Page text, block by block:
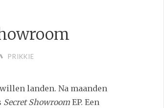
PRIKKIE
landen. Na maanden
Secret ShowroomEP. Een